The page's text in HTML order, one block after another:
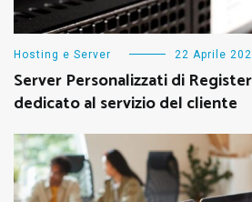
Hosting e Server 22 Aprile
Server Personalizzati di
dedicato al servizio del cliente